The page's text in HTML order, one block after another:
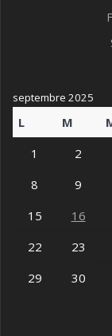
septembre 2025
L M
1
2
8
9
15
16
22
23
29
30